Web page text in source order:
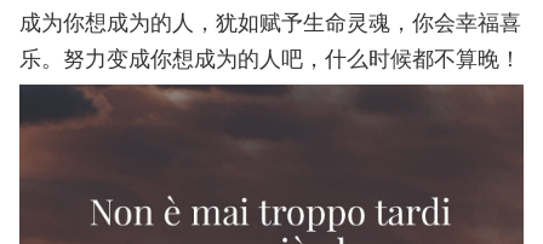
成为你想成为的人，犹如赋予生命灵魂，你会幸福喜
乐。努力变成你想成为的人吧，什么时候都不算晚！